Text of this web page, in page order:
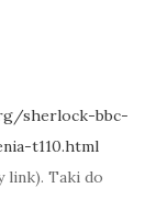
sherlock-bbc-
t110.html
link). Taki do